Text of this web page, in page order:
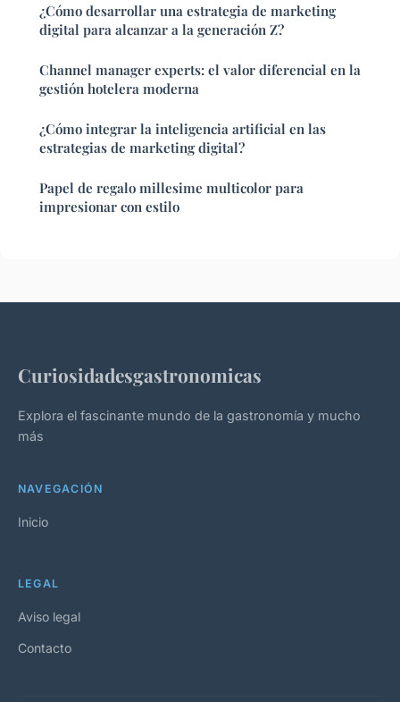
¿Cómo desarrollar una estrategia de marketing
digital para alcanzar a la generación Z?
Channel manager experts: el valor diferencial en la
gestión hotelera moderna
¿Cómo integrar la inteligencia artificial en las
estrategias de marketing digital?
Papel de regalo millesime multicolor para
impresionar con estilo
Curiosidadesgastronomicas
Explora el fascinante mundo de la gastronomía y mucho
más
NAVEGACIÓN
Inicio
LEGAL
Aviso legal
Contacto